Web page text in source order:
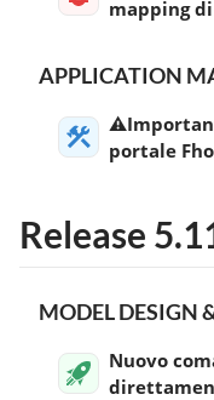
mapping
APPLICATION
portale
Release
MODEL DESIGN
Nuovo